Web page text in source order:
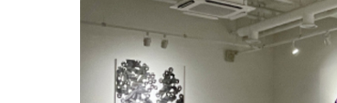
오뚜기·비비고 면 전쟁, 폭염 특수에 매출 껑충
K컬처 300조 시대…법은 여전히 아날로그 수준
루프탑 풀서 즐기는 라면, L7 홍대 이색 협업
달에 부딪힌 스페이스X, 과학적 통찰 얻나?
2차 대전 이후 최대 작전? 영국 '요새 작전' 논란
트럼프의 중동 평화 로드맵, 네타냐후가 걷어찬 이
AI 시대의 예술, 안상수가 제안하는 몸의 감각